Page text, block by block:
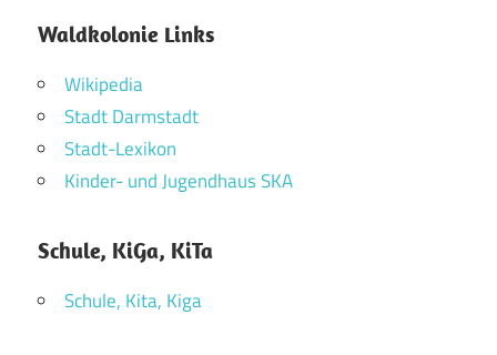
Waldkolonie Links
Wikipedia
Stadt Darmstadt
Stadt-Lexikon
Kinder- und Jugendhaus SKA
Schule, KiGa, KiTa
Schule, Kita, Kiga